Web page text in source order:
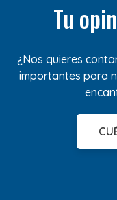
Tu
¿Nos quieres
importantes para